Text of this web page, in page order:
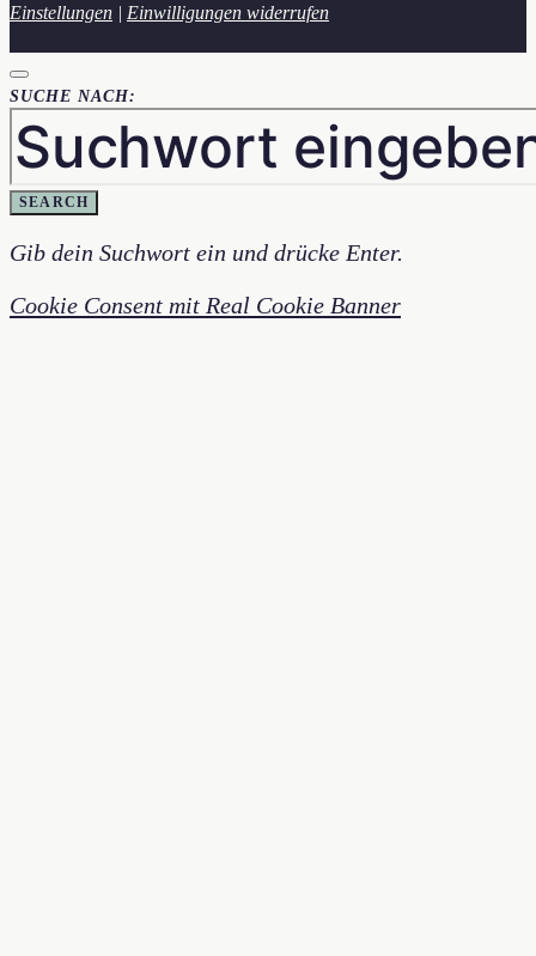
Einstellungen | Einwilligungen widerrufen
SUCHE NACH:
SEARCH
Gib dein Suchwort ein und drücke Enter.
Cookie Consent mit Real Cookie Banner